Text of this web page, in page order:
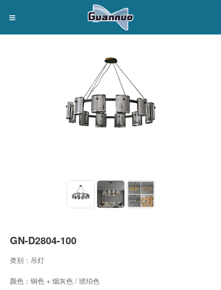
GN-D2804-100
类别：吊灯
颜色：铜色 + 烟灰色 / 琥珀色